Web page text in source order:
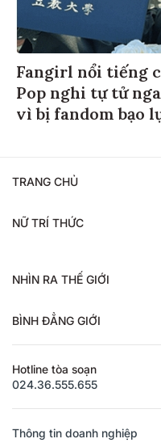
Fangirl nổi tiếng
Pop nghi tự tử
vì bị fandom bạo
TRANG CHỦ
NỮ TRÍ THỨC
NHÌN RA THẾ GIỚI
BÌNH ĐẲNG GIỚI
Hotline tòa soạn
024.36.555.655
Thông tin doanh nghiệp